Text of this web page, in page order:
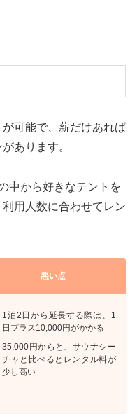
可能で、薪だけあれば
あります。
中から好きなテントを
用人数に合わせてレン
悪い点
1泊2日から延長する際は、1
日プラス10,000円がかかる
35,000円からと、サウナシー
チャと比べるとレンタル料が
少し高い